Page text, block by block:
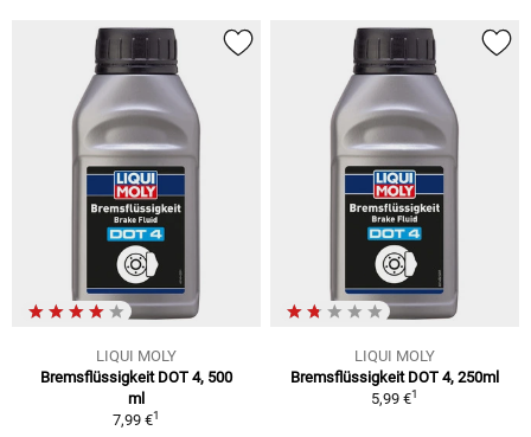
LIQUI MOLY
Bremsflüssigkeit DOT 4, 500
ml
7,99 €1
LIQUI MOLY
Bremsflüssigkeit DOT 4, 250ml
5,99 €1